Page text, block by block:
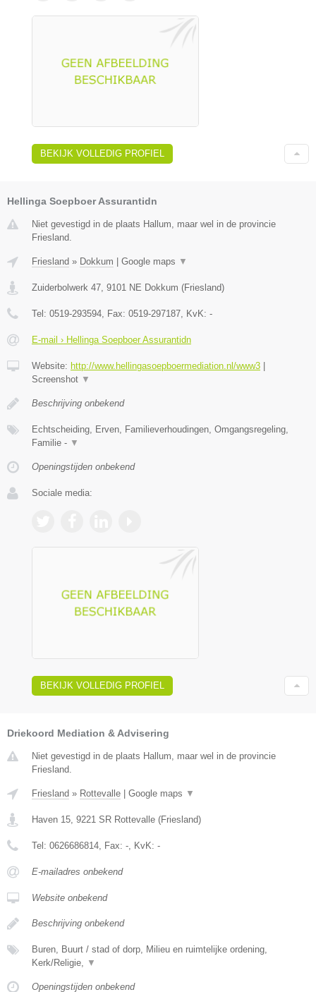
BEKIJK VOLLEDIG PROFIEL
Hellinga Soepboer Assurantidn
Niet gevestigd in de plaats Hallum, maar wel in de provincie
Friesland.
Friesland » Dokkum Google maps ▼
Zuiderbolwerk 47, 9101 NE Dokkum (Friesland)
Tel: 0519-293594, Fax: 0519-297187, KvK: -
E-mail › Hellinga Soepboer Assurantidn
Website: http://www.hellingasoepboermediation.nl/www3
Screenshot ▼
Beschrijving onbekend
Echtscheiding, Erven, Familieverhoudingen, Omgangsregeling,
Familie - ▼
Openingstijden onbekend
Sociale media:
BEKIJK VOLLEDIG PROFIEL
Driekoord Mediation & Advisering
Niet gevestigd in de plaats Hallum, maar wel in de provincie
Friesland.
Friesland » Rottevalle Google maps ▼
Haven 15, 9221 SR Rottevalle (Friesland)
Tel: 0626686814, Fax: -, KvK: -
E-mailadres onbekend
Website onbekend
Beschrijving onbekend
Buren, Buurt / stad of dorp, Milieu en ruimtelijke ordening,
Kerk/Religie, ▼
Openingstijden onbekend